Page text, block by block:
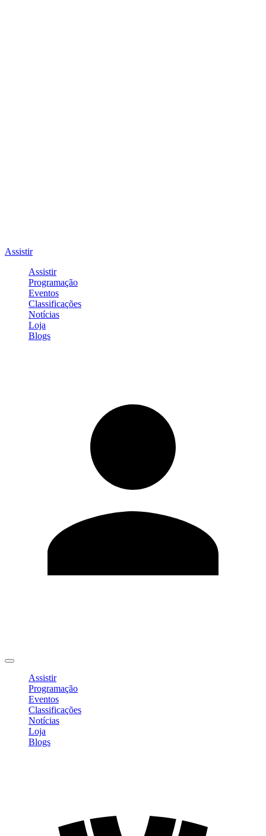
Assistir
Assistir
Programação
Eventos
Classificações
Notícias
Loja
Blogs
Assistir
Programação
Eventos
Classificações
Notícias
Loja
Blogs